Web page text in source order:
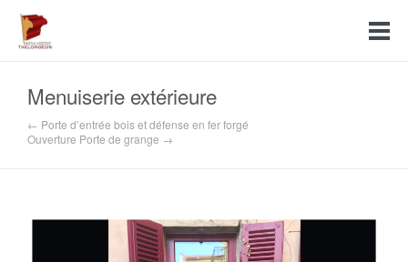
Menuiserie extérieure
← Porte d’entrée bois et défense en fer forgé
Ouverture Porte de grange →